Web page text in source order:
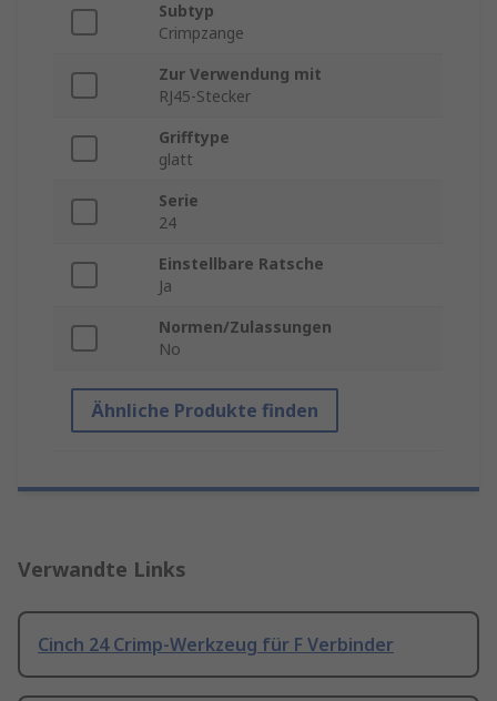
Subtyp
Crimpzange
Zur Verwendung mit
RJ45-Stecker
Grifftype
glatt
Serie
24
Einstellbare Ratsche
Ja
Normen/Zulassungen
No
Ähnliche Produkte finden
Verwandte Links
Cinch 24 Crimp-Werkzeug für F Verbinder